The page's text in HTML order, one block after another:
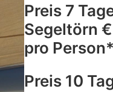
Preis 7
Segeltörn
pro Person*
Preis 10